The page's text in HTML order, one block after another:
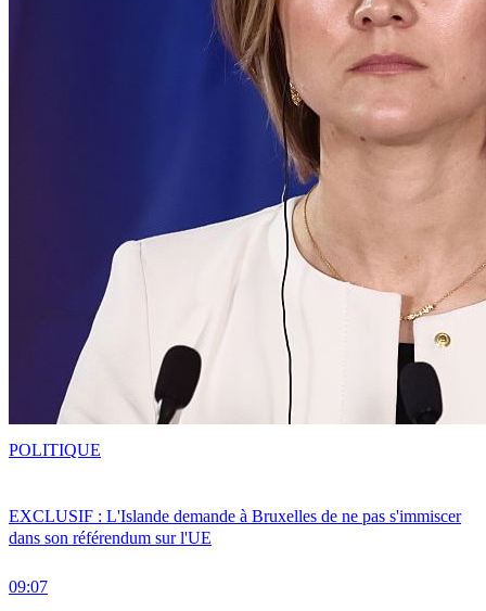
EXCLUSIF : L'Islande demande à Bruxelles de ne pas s'immiscer
dans son référendum sur l'UE
09:07
POLITIQUE